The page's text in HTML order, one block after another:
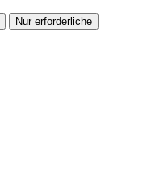
Nur erforderliche